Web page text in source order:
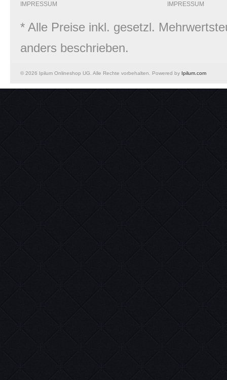
IMPRESSUM IMPRESSUM
* Alle Preise inkl. gesetzl.
anders beschrieben.
© 2026 Ipilum Onlineshop UG. Alle Rechte vorbehalten. Powered by Ipilum.com